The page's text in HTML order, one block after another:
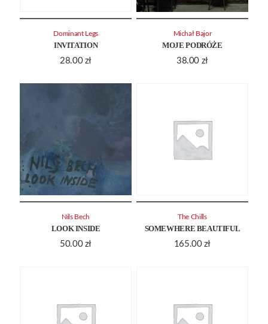
INVITATION
28.00 zł
Dominant Legs
MOJE PODRÓŻE
38.00 zł
Michał Bajor
LOOK INSIDE
50.00 zł
Nils Bech
SOMEWHERE BEAUTIFUL
165.00 zł
The Chills